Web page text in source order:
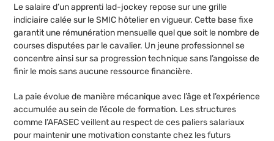
Le salaire d’un apprenti lad-jockey repose sur une grille
indiciaire calée sur le SMIC hôtelier en vigueur. Cette base fixe
garantit une rémunération mensuelle quel que soit le nombre de
courses disputées par le cavalier. Un jeune professionnel se
concentre ainsi sur sa progression technique sans l’angoisse de
finir le mois sans aucune ressource financière.
La paie évolue de manière mécanique avec l’âge et l’expérience
accumulée au sein de l’école de formation. Les structures
comme l’AFASEC veillent au respect de ces paliers salariaux
pour maintenir une motivation constante chez les futurs